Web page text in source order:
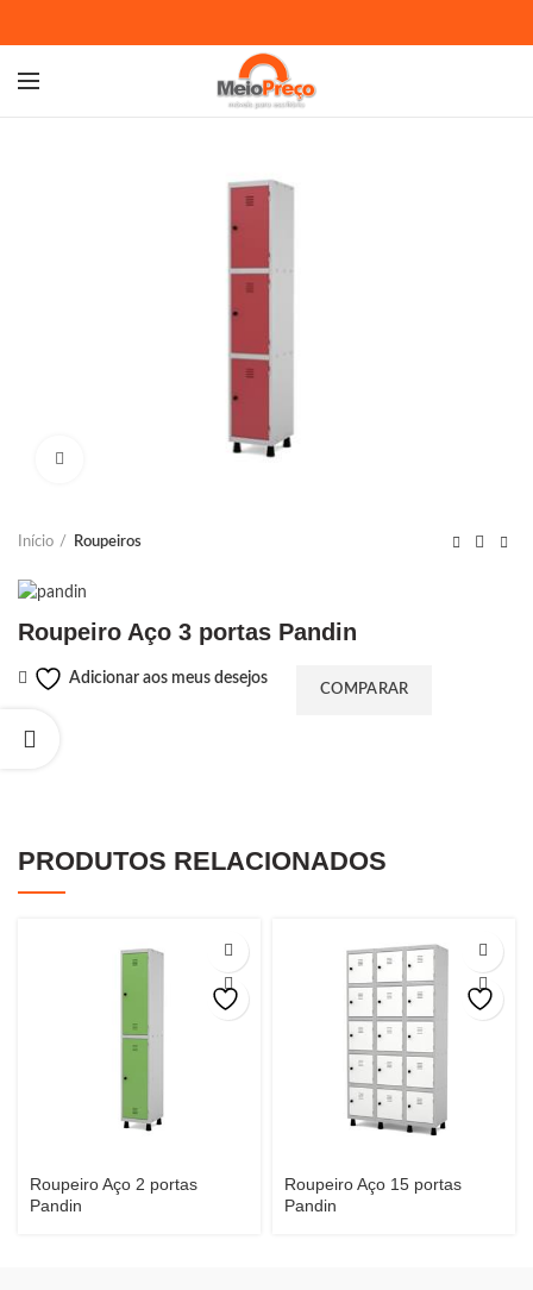
Início Roupeiros
Roupeiro Aço 3 portas Pandin
Adicionar aos meus desejos
COMPARAR
PRODUTOS RELACIONADOS
Roupeiro Aço 2 portas
Pandin
Roupeiro Aço 15 portas
Pandin